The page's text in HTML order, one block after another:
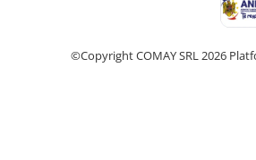
©Copyright COMAY SRL 2026